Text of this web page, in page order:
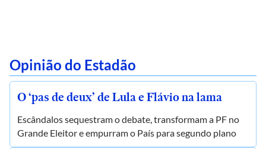
Opinião do Estadão
O ‘pas de deux’ de Lula e Flávio na lama
Escândalos sequestram o debate, transformam a PF no
Grande Eleitor e empurram o País para segundo plano